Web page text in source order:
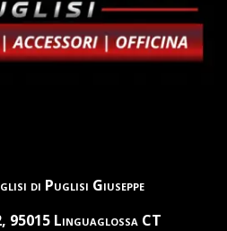
di Puglisi Giuseppe
95015 Linguaglossa CT